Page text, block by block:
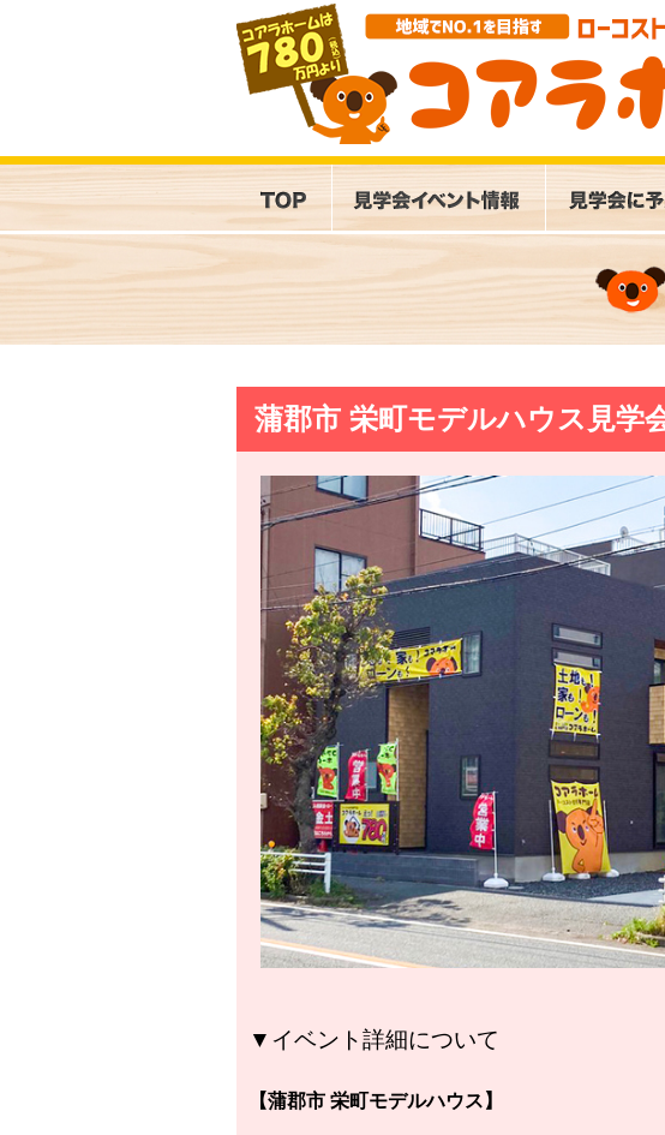
蒲郡市 栄町モデルハウス見学
▼イベント詳細について
【蒲郡市 栄町モデルハウス】